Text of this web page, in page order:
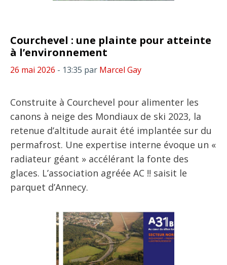
Courchevel : une plainte pour atteinte
à l’environnement
26 mai 2026 - 13:35 par Marcel Gay
Construite à Courchevel pour alimenter les
canons à neige des Mondiaux de ski 2023, la
retenue d’altitude aurait été implantée sur du
permafrost. Une expertise interne évoque un «
radiateur géant » accélérant la fonte des
glaces. L’association agréée AC !! saisit le
parquet d’Annecy.